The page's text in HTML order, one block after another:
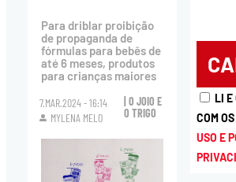
Para driblar proibição
de propaganda de
fórmulas para bebês de
até 6 meses, produtos
para crianças maiores
7.MAR.2024 - 16:14
MYLENA MELO
| O JOIO E
O TRIGO
LI E
COM
USO E